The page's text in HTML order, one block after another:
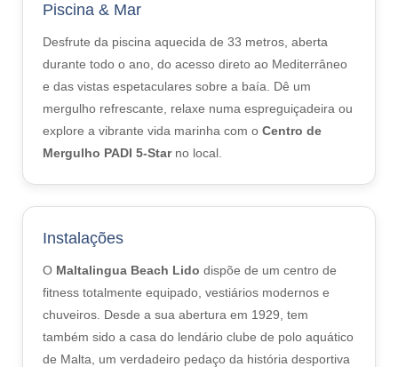
Cursos de Língua Inglesa
Alojamento
Apartamentos escolares confortáveis
Alojamento em casa de família
Alojamento com um professor
Hotéis
Hilton *****
Cavalieri 4*
Argento ****
Piscina & Mar
Desfrute da piscina aquecida de 33 metros, aberta
durante todo o ano, do acesso direto ao Mediterrâneo
e das vistas espetaculares sobre a baía. Dê um
mergulho refrescante, relaxe numa espreguiçadeira ou
explore a vibrante vida marinha com o Centro de
Mergulho PADI 5-Starno local.
Instalações
O Maltalingua Beach Lido dispõe de um centro de
fitness totalmente equipado, vestiários modernos e
chuveiros. Desde a sua abertura em 1929, tem
também sido a casa do lendário clube de polo aquático
de Malta, um verdadeiro pedaço da história desportiva